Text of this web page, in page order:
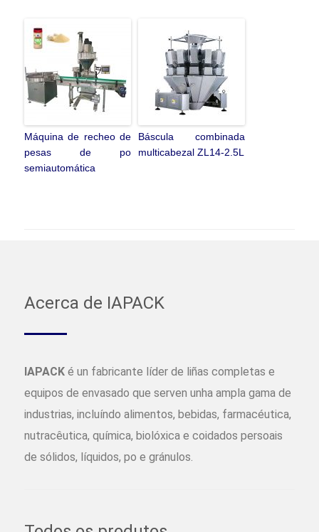
Máquina de recheo de
pesas de po
semiautomática
Báscula combinada
multicabezal ZL14-2.5L
Acerca de IAPACK
IAPACK é un fabricante líder de liñas completas e
equipos de envasado que serven unha ampla gama de
industrias, incluíndo alimentos, bebidas, farmacéutica,
nutracêutica, química, biolóxica e coidados persoais
de sólidos, líquidos, po e gránulos.